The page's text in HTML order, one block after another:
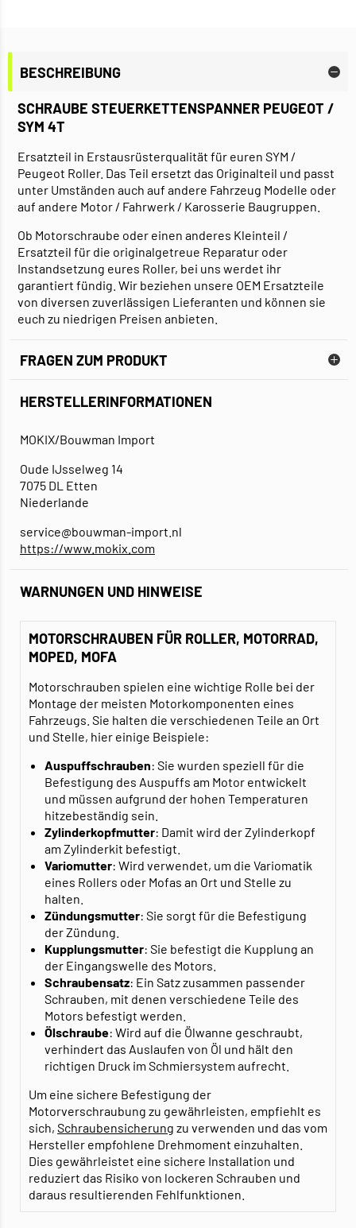
BESCHREIBUNG
SCHRAUBE STEUERKETTENSPANNER PEUGEOT /
SYM 4T
Ersatzteil in Erstausrüsterqualität für euren SYM /
Peugeot Roller. Das Teil ersetzt das Originalteil und passt
unter Umständen auch auf andere Fahrzeug Modelle oder
auf andere Motor / Fahrwerk / Karosserie Baugruppen.
Ob Motorschraube oder einen anderes Kleinteil /
Ersatzteil für die originalgetreue Reparatur oder
Instandsetzung eures Roller, bei uns werdet ihr
garantiert fündig. Wir beziehen unsere OEM Ersatzteile
von diversen zuverlässigen Lieferanten und können sie
euch zu niedrigen Preisen anbieten.
FRAGEN ZUM PRODUKT
HERSTELLERINFORMATIONEN
MOKIX/Bouwman Import
Oude IJsselweg 14
7075 DL Etten
Niederlande
service@bouwman-import.nl
https://www.mokix.com
WARNUNGEN UND HINWEISE
MOTORSCHRAUBEN FÜR ROLLER, MOTORRAD,
MOPED, MOFA
Motorschrauben spielen eine wichtige Rolle bei der
Montage der meisten Motorkomponenten eines
Fahrzeugs. Sie halten die verschiedenen Teile an Ort
und Stelle, hier einige Beispiele:
Auspuffschrauben: Sie wurden speziell für die
Befestigung des Auspuffs am Motor entwickelt
und müssen aufgrund der hohen Temperaturen
hitzebeständig sein.
Zylinderkopfmutter: Damit wird der Zylinderkopf
am Zylinderkit befestigt.
Variomutter: Wird verwendet, um die Variomatik
eines Rollers oder Mofas an Ort und Stelle zu
halten.
Zündungsmutter: Sie sorgt für die Befestigung
der Zündung.
Kupplungsmutter: Sie befestigt die Kupplung an
der Eingangswelle des Motors.
Schraubensatz: Ein Satz zusammen passender
Schrauben, mit denen verschiedene Teile des
Motors befestigt werden.
Ölschraube: Wird auf die Ölwanne geschraubt,
verhindert das Auslaufen von Öl und hält den
richtigen Druck im Schmiersystem aufrecht.
Um eine sichere Befestigung der
Motorverschraubung zu gewährleisten, empfiehlt es
sich, Schraubensicherung zu verwenden und das vom
Hersteller empfohlene Drehmoment einzuhalten.
Dies gewährleistet eine sichere Installation und
reduziert das Risiko von lockeren Schrauben und
daraus resultierenden Fehlfunktionen.